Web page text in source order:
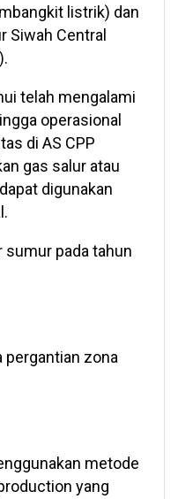
listrik) dan
Siwah Central
telah mengalami
operasional
di AS CPP
gas salur atau
digunakan
sumur pada tahun
pergantian zona
metode
yang